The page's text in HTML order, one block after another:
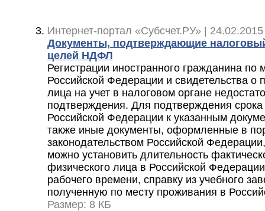
Интернет-портал «Субсчет.РУ» |
Документы, подтверждающие
целей НДФЛ
Регистрации иностранного гражданина по
Российской Федерации и свидетельства о
лица на учет в налоговом органе
подтверждения. Для подтверждения
Российской Федерации к указанным
также иные документы, оформленные в
законодательством Российской
можно установить длительность
физического лица в Российской
рабочего времени, справку из учебного
полученную по месту проживания в
Размер: 8 КБ